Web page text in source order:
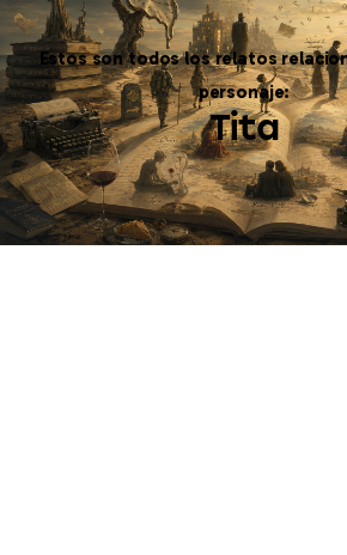
Estos son todos los relatos
personaje:
Tita
Autobiografía
Contacto